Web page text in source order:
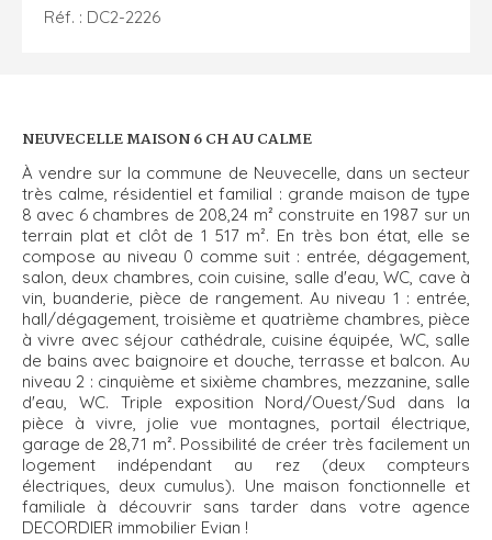
Réf. : DC2-2226
NEUVECELLE MAISON 6 CH AU CALME
À vendre sur la commune de Neuvecelle, dans un secteur
très calme, résidentiel et familial : grande maison de type
8 avec 6 chambres de 208,24 m² construite en 1987 sur un
terrain plat et clôt de 1 517 m². En très bon état, elle se
compose au niveau 0 comme suit : entrée, dégagement,
salon, deux chambres, coin cuisine, salle d'eau, WC, cave à
vin, buanderie, pièce de rangement. Au niveau 1 : entrée,
hall/dégagement, troisième et quatrième chambres, pièce
à vivre avec séjour cathédrale, cuisine équipée, WC, salle
de bains avec baignoire et douche, terrasse et balcon. Au
niveau 2 : cinquième et sixième chambres, mezzanine, salle
d'eau, WC. Triple exposition Nord/Ouest/Sud dans la
pièce à vivre, jolie vue montagnes, portail électrique,
garage de 28,71 m². Possibilité de créer très facilement un
logement indépendant au rez (deux compteurs
électriques, deux cumulus). Une maison fonctionnelle et
familiale à découvrir sans tarder dans votre agence
DECORDIER immobilier Evian !